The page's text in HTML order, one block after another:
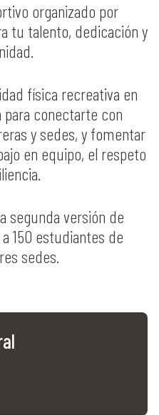
organizado por
tu talento, dedicación y
física recreativa en
conectarte con
y sedes, y fomentar
en equipo, el respeto
segunda versión de
150 estudiantes de
sedes.